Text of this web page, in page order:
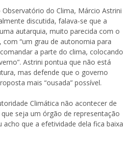
do Clima, Márcio Astrini
discutida, falava-se que a
autarquia, muito parecida com o
com “um grau de autonomia para
a parte do clima, colocando
Astrini pontua que não está
mas defende que o governo
mais “ousada” possível.
Climática não acontecer de
seja um órgão de representação
acho que a efetividade dela fica baixa